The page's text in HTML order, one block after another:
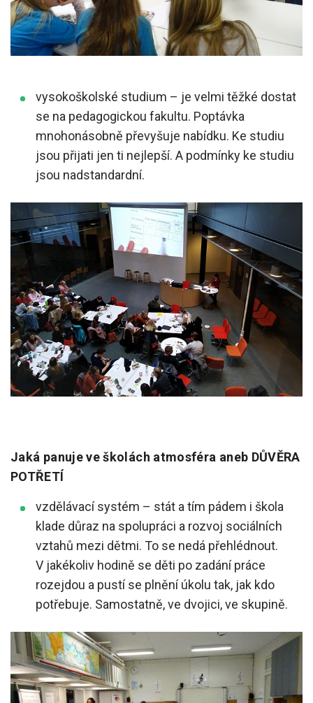
vysokoškolské studium – je velmi těžké dostat
se na pedagogickou fakultu. Poptávka
mnohonásobně převyšuje nabídku. Ke studiu
jsou přijati jen ti nejlepší. A podmínky ke studiu
jsou nadstandardní.
Jaká panuje ve školách atmosféra aneb DŮVĚRA
POTŘETÍ
vzdělávací systém – stát a tím pádem i škola
klade důraz na spolupráci a rozvoj sociálních
vztahů mezi dětmi. To se nedá přehlédnout.
V jakékoliv hodině se děti po zadání práce
rozejdou a pustí se plnění úkolu tak, jak kdo
potřebuje. Samostatně, ve dvojici, ve skupině.